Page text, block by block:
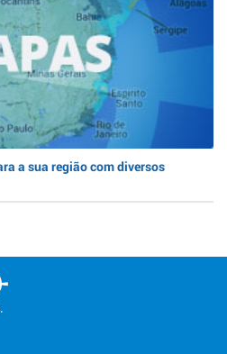
a sua região com diversos